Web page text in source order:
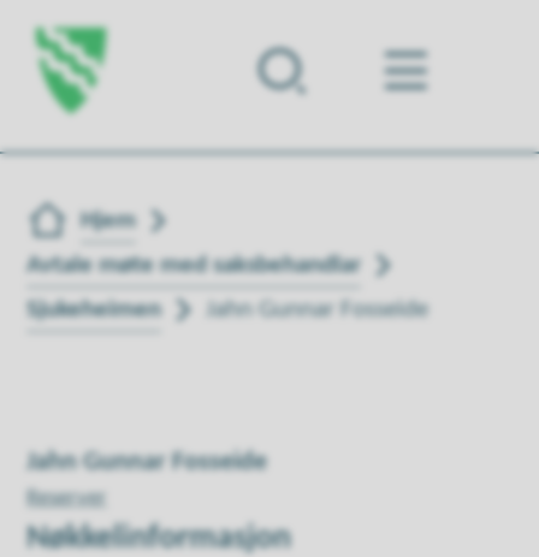
Forsiden
Du er her:
Hjem
Avtale møte med saksbehandlar
Sjukeheimen
Jahn Gunnar Fosseide
Jahn Gunnar Fosseide
Reserver
Nøkkelinformasjon